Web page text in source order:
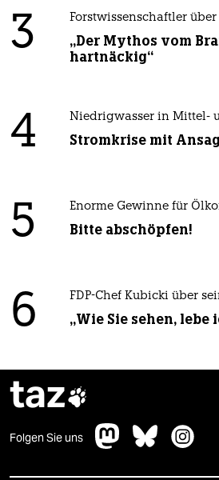
3 Forstwissenschaftler über
„Der Mythos vom
hartnäckig“
4 Niedrigwasser in Mittel-
Stromkrise mit
5 Enorme Gewinne für
Bitte abschöpfen!
6 FDP-Chef Kubicki über
„Wie Sie sehen, lebe
taz
Folgen Sie uns